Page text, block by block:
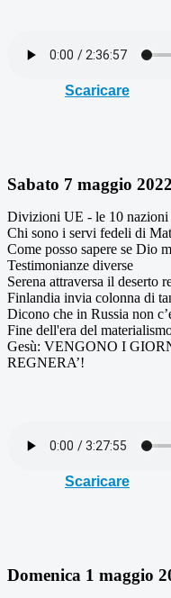
Scaricare
Sabato 7 maggio
Divizioni UE - le 10 nazioni
Chi sono i servi fedeli di
Come posso sapere se Dio
Testimonianze diverse
Serena attraversa il deserto
Finlandia invia colonna di
Dicono che in Russia non
Fine dell'era del
Gesù: VENGONO I
REGNERA’!
Scaricare
Domenica 1 maggio